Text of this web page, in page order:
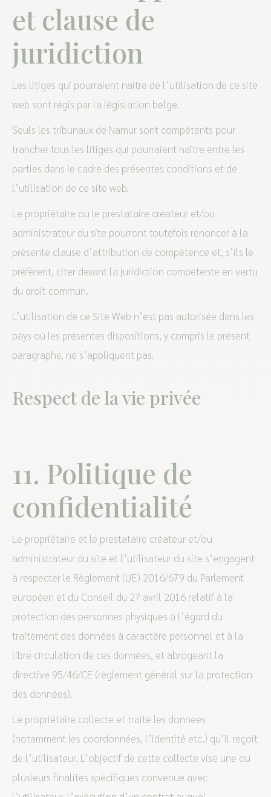
et clause de
juridiction
Les litiges qui pourraient naitre de l’utilisation de ce site
web sont régis par la législation belge.
Seuls les tribunaux de Namur sont compétents pour
trancher tous les litiges qui pourraient naître entre les
parties dans le cadre des présentes conditions et de
l’utilisation de ce site web.
Le propriétaire ou le prestataire créateur et/ou
administrateur du site pourront toutefois renoncer à la
présente clause d’attribution de compétence et, s’ils le
préfèrent, citer devant la juridiction compétente en vertu
du droit commun.
L’utilisation de ce Site Web n’est pas autorisée dans les
pays où les présentes dispositions, y compris le présent
paragraphe, ne s’appliquent pas.
Respect de la vie privée
11. Politique de
confidentialité
Le propriétaire et le prestataire créateur et/ou
administrateur du site et l’utilisateur du site s’engagent
à respecter le Règlement (UE) 2016/679 du Parlement
européen et du Conseil du 27 avril 2016 relatif à la
protection des personnes physiques à l’égard du
traitement des données à caractère personnel et à la
libre circulation de ces données, et abrogeant la
directive 95/46/CE (règlement général sur la protection
des données).
Le propriétaire collecte et traite les données
(notamment les coordonnées, l’identité etc.) qu’il reçoit
de l’utilisateur. L’objectif de cette collecte vise une ou
plusieurs finalités spécifiques convenue avec